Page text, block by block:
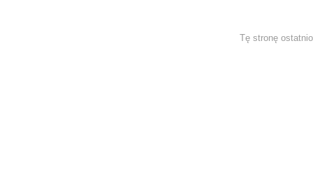
Tę stronę